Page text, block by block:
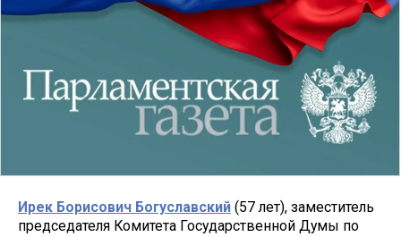
Ирек Борисович Богуславский (57 лет), заместитель
председателя Комитета Государственной Думы по